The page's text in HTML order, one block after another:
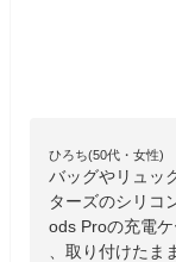
ひろち(50代・女性)
バッグやリュッ
ターズのシリコ
ods Proの充電
、取り付けた